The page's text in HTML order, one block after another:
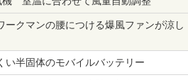
ークマンの腰につける爆風ファンが涼し
い半固体のモバイルバッテリー